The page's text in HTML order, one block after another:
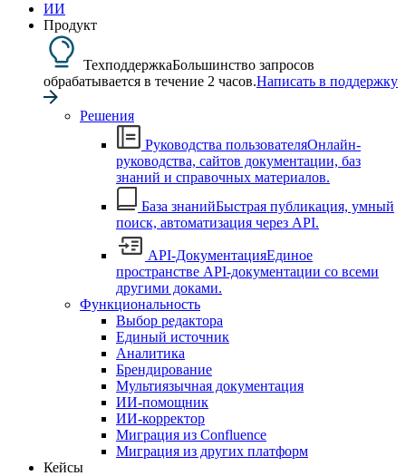
ИИ
Продукт
ТехподдержкаБольшинство запросов
обрабатывается в течение 2 часов.Написать в поддержку
Решения
Руководства пользователяОнлайн-
руководства, сайтов документации, баз
знаний и справочных материалов.
База знанийБыстрая публикация, умный
поиск, автоматизация через API.
API-ДокументацияЕдиное
пространстве API-документации со всеми
другими доками.
Функциональность
Выбор редактора
Единый источник
Аналитика
Брендирование
Мультиязычная документация
ИИ-помощник
ИИ-корректор
Миграция из Confluence
Миграция из других платформ
Кейсы